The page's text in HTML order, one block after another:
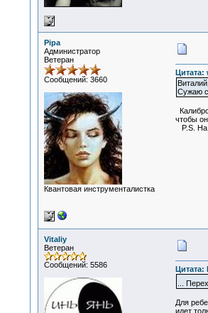
Pipa
Администратор
Ветеран
Сообщений: 3660
Квантовая инструменталистка
Цитата:
Сужаю
чтобы
P.S. На
Vitaliy
Ветеран
Сообщений: 5586
Цитата:
...
Для
идет